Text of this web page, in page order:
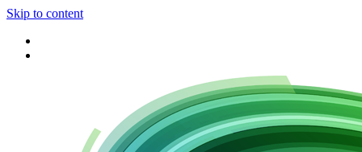
Skip to content